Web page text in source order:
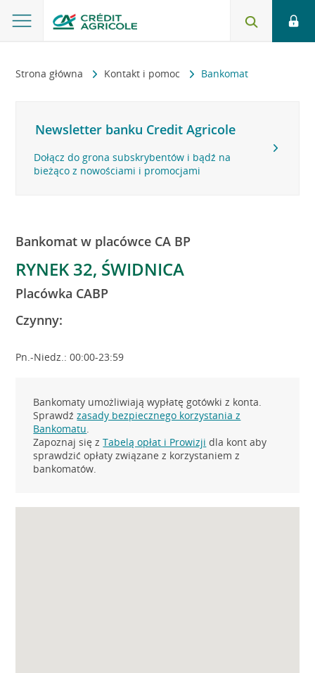
Strona główna Kontakt i pomoc Bankomat
Newsletter banku Credit Agricole
Dołącz do grona subskrybentów i bądź na
bieżąco z nowościami i promocjami
Bankomat w placówce CA BP
RYNEK 32, ŚWIDNICA
Placówka CABP
Czynny:
Pn.-Niedz.: 00:00-23:59
Bankomaty umożliwiają wypłatę gotówki z konta.
Sprawdźzasady bezpiecznego korzystania z
Bankomatu.
Zapoznaj się zTabelą opłat i Prowizji dla kont aby
sprawdzić opłaty związane z korzystaniem z
bankomatów.